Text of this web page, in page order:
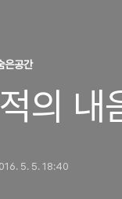
은공간
의 내
5. 5. 18:40